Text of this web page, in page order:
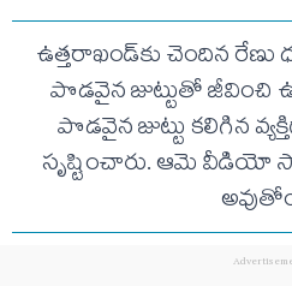
ఉత్తరాఖండ్‌కు చెందిన
పొడవైన జుట్టుతో జీవించి
పొడవైన జుట్టు కలిగిన
సృష్టించారు. ఆమె